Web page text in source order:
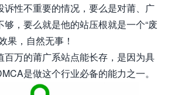
诉性不重要的情况，要么是对莆、广
，要么就是他的站压根就是一个“废
果，自然无事！
百万的莆广系站点能长存，是因为具
是做这个行业必备的能力之一。